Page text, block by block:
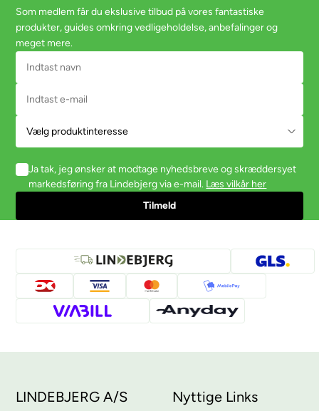
Som medlem får du ekslusive tilbud på vores fantastiske
produkter, guides omkring vedligeholdelse, anbefalinger og
meget mere.
Ja tak, jeg ønsker at modtage nyhedsbreve og skræddersyet
markedsføring fra Lindebjerg via e-mail. Læs vilkår her
LINDEBJERG A/S Nyttige Links